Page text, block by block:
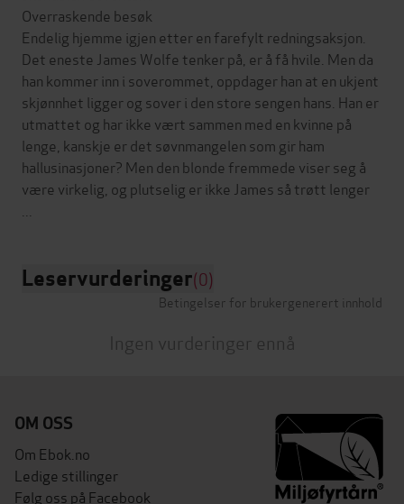
Overraskende besøk
Endelig hjemme igjen etter en farefylt redningsaksjon.
Det eneste James Wolfe tenker på, er å få hvile. Men da
han kommer inn i soverommet, oppdager han at en ukjent
skjønnhet ligger og sover i den store sengen hans. Han er
utmattet og har ikke vært sammen med en kvinne på
lenge, kanskje er det søvnmangelen som gir ham
hallusinasjoner? Men den blonde fremmede viser seg å
være virkelig, og plutselig er ikke James så trøtt lenger
Leservurderinger(0)
Betingelser for brukergenerert innhold
Ingen vurderinger ennå
OM OSS
Om Ebok.no
Ledige stillinger
Følg oss på Facebook